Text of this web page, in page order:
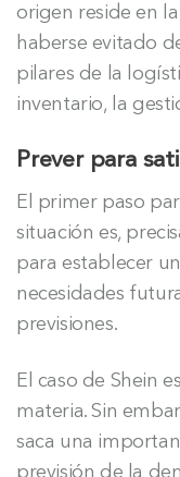
origen reside en
haberse evitado
pilares de la
inventario, la
Prever para
El primer paso
situación es,
para establecer
necesidades
previsiones.
El caso de Shein
materia. Sin
saca una
previsión de la